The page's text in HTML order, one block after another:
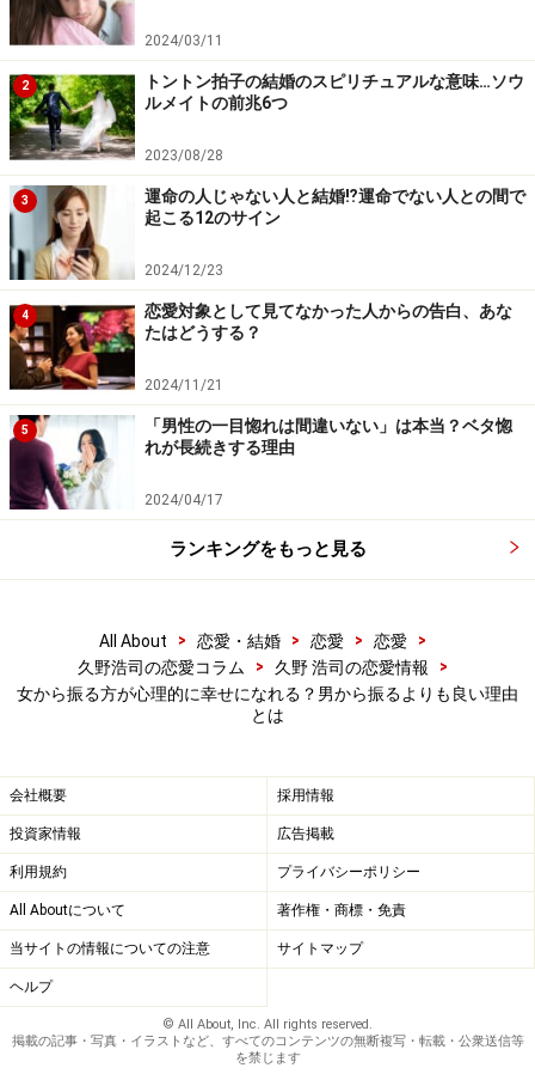
比較的気持ちを切り替えられる女性の場合は、仕事や自
分へのブラッシュアップで新しいことへ挑戦したりと、
前向きに進んでいくなかで、積極的に男性とも遊びに行
ったりして、新たな出会いや恋愛にも繋がっていくので
しょう。
逆に引きずってしまう女性は、せっかく新しく現れた男
性が好意を持って近づいてきても警戒してしまったり、
デートに誘われたもののすぐに前の彼と比べてしまい、
「やっぱり彼でないと……」なんて落ち込むことを繰り返
してしまうのです。
過去の恋愛で、一番良かった頃の思い出の状態で思考が
STOPしてしまっているのかも知れません。では、続い
て女性が振る場合のケースについても考えてみましょ
う。
送っている
逆に女性が男性を振る場合には振るまでの間に、男性側
とっていくことができれば、2人の関係性は修復され
て、場合によっては強固な絆が新たに出来る場合もあり
ます。
ただ残念なことに男性は女性よりもその感性が鈍かった
り、特に付き合いが長いカップルともなれば、男性はす
っかりと安心してしまってるケースがほとんどなので
す。
2024/03/11
2
トントン拍子の結婚のスピリチュアルな意味…ソウ
ルメイトの前兆6つ
2023/08/28
3
運命の人じゃない人と結婚⁉運命でない人との間で
起こる12のサイン
2024/12/23
4
恋愛対象として見てなかった人からの告白、あな
たはどうする？
2024/11/21
5
「男性の一目惚れは間違いない」は本当？ベタ惚
れが長続きする理由
2024/04/17
ランキングをもっと見る
All About > 恋愛・結婚 > 恋愛 > 恋愛
>
久野浩司の恋愛コラム
> 久野 浩司の恋愛情報
>
女から振る方が心理的に幸せになれる？男から振るよりも良い理由
とは
会社概要 採用情報
投資家情報 広告掲載
利用規約 プライバシーポリシー
All Aboutについて 著作権・商標・免責
当サイトの情報についての注意 サイトマップ
ヘルプ
© All About, Inc. All rights reserved.
掲載の記事・写真・イラストなど、すべてのコンテンツの無断複写・転載・公衆送信等
を禁じます